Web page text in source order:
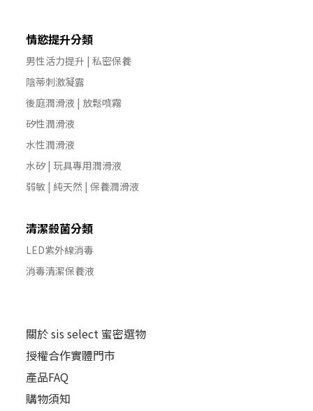
情慾提升分類
男性活力提升 | 私密保養
陰蒂刺激凝露
後庭潤滑液 | 放鬆噴霧
矽性潤滑液
水性潤滑液
水矽 | 玩具專用潤滑液
弱敏 | 純天然 | 保養潤滑液
清潔殺菌分類
LED紫外線消毒
消毒清潔保養液
關於 sis select 蜜密選物
授權合作實體門市
產品FAQ
購物須知